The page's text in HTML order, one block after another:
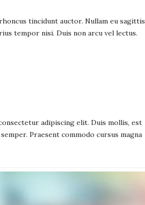
tincidunt auctor. Nullam eu sagittis
tempor nisi. Duis non arcu vel lectus.
adipiscing elit. Duis mollis, est
Praesent commodo cursus magna